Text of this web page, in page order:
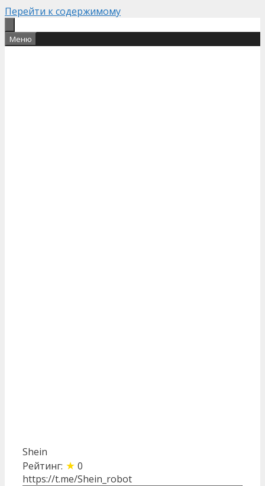
Перейти к содержимому
Меню
Shein
Рейтинг: ★ 0
https://t.me/Shein_robot